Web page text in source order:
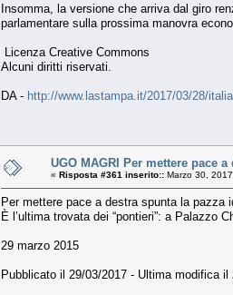
Insomma, la versione che arriva dal giro
parlamentare sulla prossima manovra
Licenza Creative Commons
Alcuni diritti riservati.
DA - http://www.lastampa.it/2017/03/28/
UGO MAGRI Per mettere pace
« Risposta #361 inserito:: Marzo 30,
Per mettere pace a destra spunta la pazza
È l’ultima trovata dei “pontieri”: a Palazzo
29 marzo 2015
Pubblicato il 29/03/2017 - Ultima modifica il